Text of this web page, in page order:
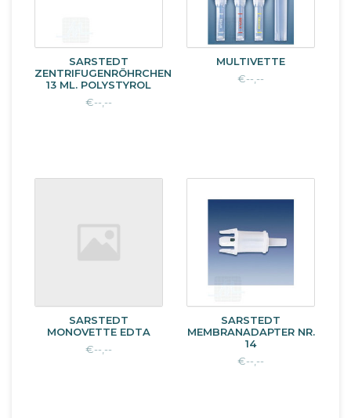
SARSTEDT
ZENTRIFUGENRÖHRCHEN
13 ML. POLYSTYROL
€--,--
MULTIVETTE
€--,--
SARSTEDT
MONOVETTE EDTA
€--,--
SARSTEDT
MEMBRANADAPTER NR.
14
€--,--